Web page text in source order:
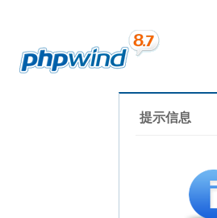
提示信息